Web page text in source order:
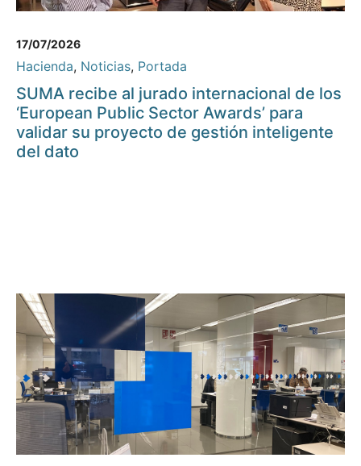
17/07/2026
Hacienda, Noticias, Portada
SUMA recibe al jurado internacional de los
‘European Public Sector Awards’ para
validar su proyecto de gestión inteligente
del dato